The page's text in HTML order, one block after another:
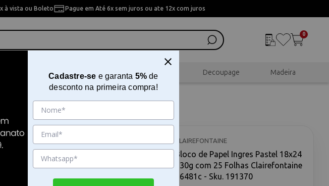
à vista ou Boleto Pague em Até 6x sem juros ou ate 12x com juros
0
Pintura Artesanal Scrapbook Decoupage Madeira
Ingres Pastel 18x24 130g
Clairefontaine 96481c
CLAIREFONTAINE
Bloco de Papel Ingres Pastel 18x24
130g com 25 Folhas Clairefontaine
96481c - Sku. 191370
Cadastre-se e garanta 5%de
desconto na primeira compra!